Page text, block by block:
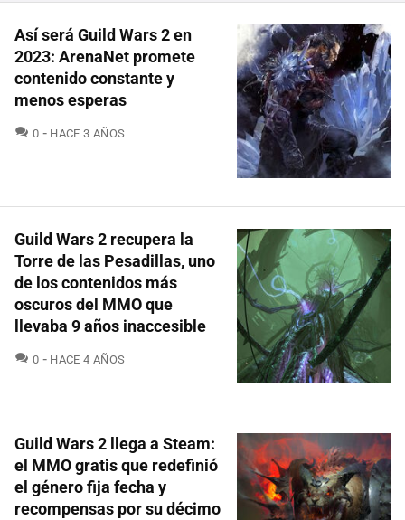
Así será Guild Wars 2 en
2023: ArenaNet promete
contenido constante y
menos esperas
0 COMENTARIOS
HACE 3 AÑOS
Guild Wars 2 recupera la
Torre de las Pesadillas, uno
de los contenidos más
oscuros del MMO que
llevaba 9 años inaccesible
0 COMENTARIOS
HACE 4 AÑOS
Guild Wars 2 llega a Steam:
el MMO gratis que redefinió
el género fija fecha y
recompensas por su décimo